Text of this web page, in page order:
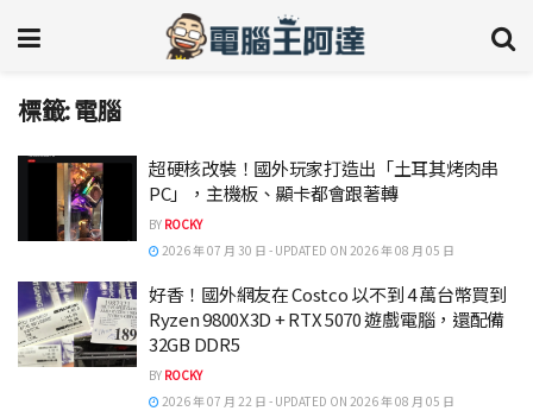
標籤:電腦
超硬核改裝！國外玩家打造出「土耳其烤肉串
PC」，主機板、顯卡都會跟著轉
BY ROCKY
2026 年 07 月 30 日 - UPDATED ON 2026 年 08 月 05 日
好香！國外網友在 Costco 以不到 4 萬台幣買到
Ryzen 9800X3D + RTX 5070 遊戲電腦，還配備
32GB DDR5
BY ROCKY
2026 年 07 月 22 日 - UPDATED ON 2026 年 08 月 05 日